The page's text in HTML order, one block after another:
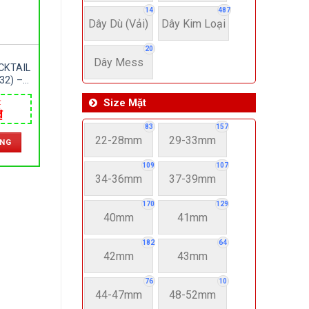
14
Dây Dù (Vải)
487
Dây Kim Loại
20
Dây Mess
Size Mặt
83
22-28mm
157
29-33mm
109
34-36mm
107
37-39mm
170
40mm
129
41mm
182
42mm
64
43mm
76
44-47mm
10
48-52mm
–
–
–
NHẬT
Giá
hiện
tại
là:
11,350,000 ₫.